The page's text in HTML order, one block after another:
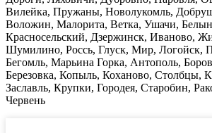
Вилейка, Пружаны, Новолукомль,
Воложин, Малорита, Ветка, Ушачи,
Красносельский, Дзержинск, Иваново,
Шумилино, Россь, Глуск, Мир, Логойск,
Бегомль, Марьина Горка, Антополь,
Березовка, Копыль, Коханово, Столбцы,
Заславль, Крупки, Городея, Старобин,
Червень